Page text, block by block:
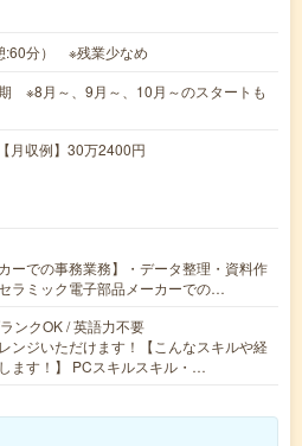
:60分） ※残業少なめ
期 ※8月～、9月～、10月～のスタートも
収例】30万2400円
ーでの事務業務】・データ整理・資料作
ラミック電子部品メーカーでの…
ンクOK / 英語力不要
ンジいただけます！【こんなスキルや経
ます！】 PCスキルスキル・…